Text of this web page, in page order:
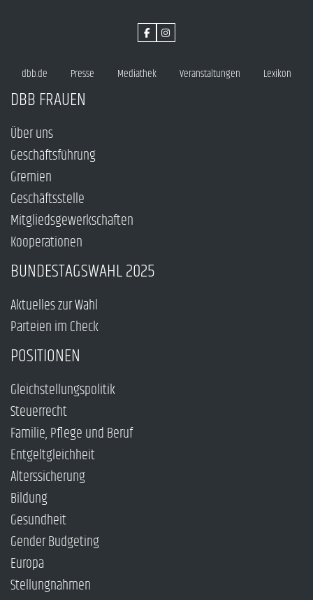
dbb.de Presse Mediathek Veranstaltungen Lexikon
DBB FRAUEN
Über uns
Geschäftsführung
Gremien
Geschäftsstelle
Mitgliedsgewerkschaften
Kooperationen
BUNDESTAGSWAHL 2025
Aktuelles zur Wahl
Parteien im Check
POSITIONEN
Gleichstellungspolitik
Steuerrecht
Familie, Pflege und Beruf
Entgeltgleichheit
Alterssicherung
Bildung
Gesundheit
Gender Budgeting
Europa
Stellungnahmen